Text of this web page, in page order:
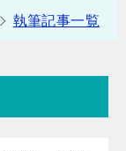
執筆記事一覧